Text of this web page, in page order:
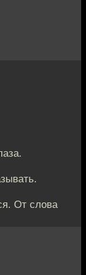
От слова